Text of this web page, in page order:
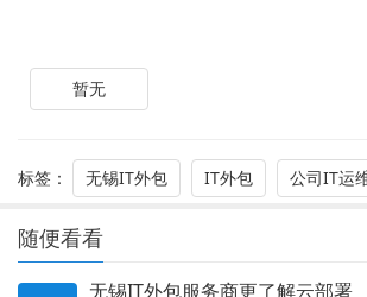
暂无
标签： 无锡IT外包 IT外包 公司IT运
随便看看
无锡IT外包服务商更了解云部署